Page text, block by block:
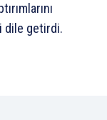
dile getirdi.